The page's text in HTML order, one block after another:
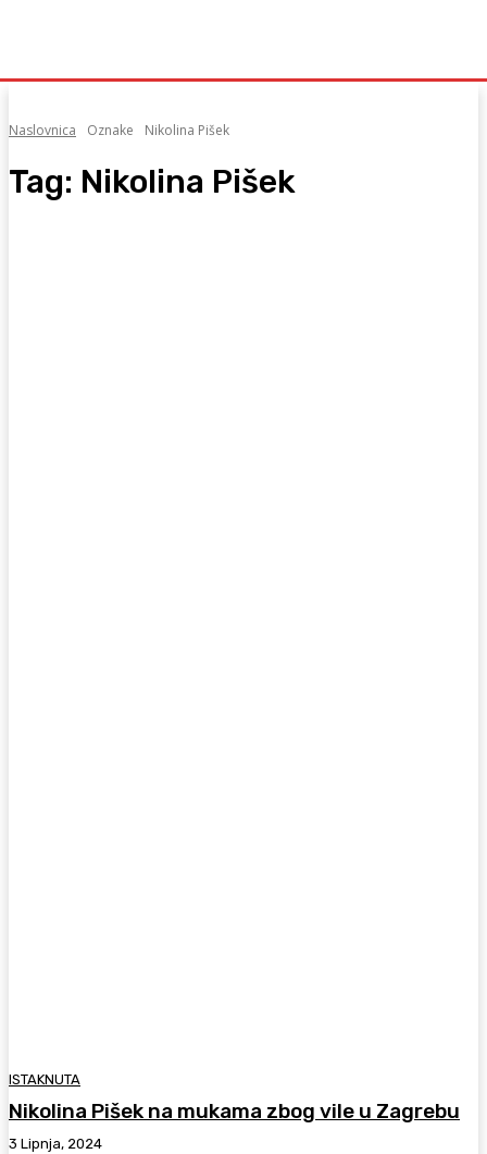
Naslovnica Oznake Nikolina Pišek
Tag: Nikolina Pišek
ISTAKNUTA
Nikolina Pišek na mukama zbog vile u Zagrebu
3 Lipnja, 2024